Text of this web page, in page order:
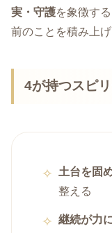
実・守護を象徴す
前のことを積み上
4が持つスピ
土台を固
整える
継続が力